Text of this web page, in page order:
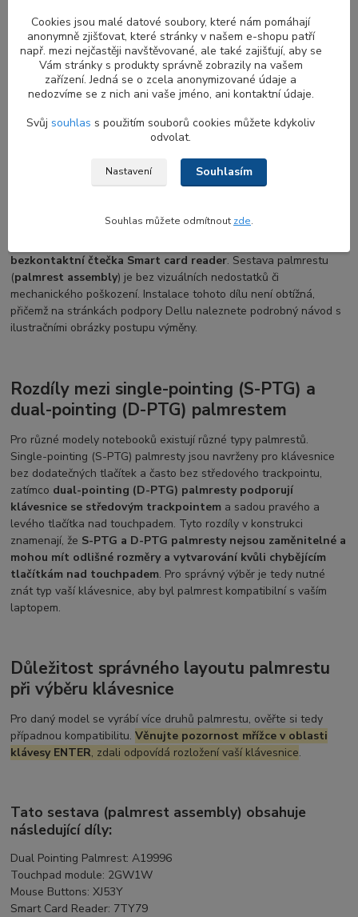
Konstrukční řešení palmrestu a jeho
funkce
Palmrest, neboli opěrka dlaní, je svrchní část notebooku
, na kterou si uživatel opírá dlaně při psaní. Pro
různé modely může být vyroben z tvrzeného plastu, kovu nebo
jejich kombinace, což zvyšuje tuhost a pevnost notebooku.
bezkontaktní čtečka Smart card reader. Sestava palmrestu
(palmrest assembly) je bez vizuálních nedostatků či
mechanického poškození. Instalace tohoto dílu není obtížná,
přičemž na stránkách podpory Dellu naleznete podrobný návod s
ilustračními obrázky postupu výměny.
Rozdíly mezi single-pointing (S-PTG) a
dual-pointing (D-PTG) palmrestem
Pro různé modely notebooků existují různé typy palmrestů.
Single-pointing (S-PTG) palmresty jsou navrženy pro klávesnice
bez dodatečných tlačítek a často bez středového trackpointu,
zatímco dual-pointing (D-PTG) palmresty podporují
klávesnice se středovým trackpointem a sadou pravého a
levého tlačítka nad touchpadem. Tyto rozdíly v konstrukci
znamenají, že S-PTG a D-PTG palmresty nejsou zaměnitelné a
mohou mít odlišné rozměry a vytvarování kvůli chybějícím
tlačítkám nad touchpadem. Pro správný výběr je tedy nutné
znát typ vaší klávesnice, aby byl palmrest kompatibilní s vaším
laptopem.
Důležitost správného layoutu palmrestu
při výběru klávesnice
Pro daný model se vyrábí více druhů palmrestu, ověřte si tedy
případnou kompatibilitu.Věnujte pozornost mřížce v oblasti
klávesy ENTER, zdali odpovídá rozložení vaší klávesnice.
Tato sestava (palmrest assembly) obsahuje
následující díly:
Dual Pointing Palmrest: A19996
Touchpad module: 2GW1W
Mouse Buttons: XJ53Y
Smart Card Reader: 7TY79
Cookies jsou malé datové soubory, které nám pomáhají
anonymně zjišťovat, které stránky v našem e-shopu patří
např. mezi nejčastěji navštěvované, ale také zajišťují, aby se
Vám stránky s produkty správně zobrazily na vašem
zařízení. Jedná se o zcela anonymizované údaje a
nedozvíme se z nich ani vaše jméno, ani kontaktní údaje.
Svůj souhlas s použitím souborů cookies můžete kdykoliv
odvolat.
Nastavení Souhlasím
Souhlas můžete odmítnout zde.